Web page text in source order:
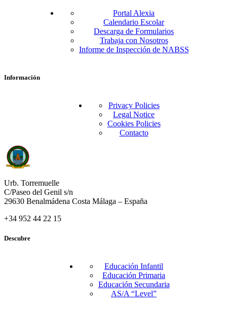
Portal Alexia
Calendario Escolar
Descarga de Formularios
Trabaja con Nosotros
Informe de Inspección de NABSS
Información
Privacy Policies
Legal Notice
Cookies Policies
Contacto
Urb. Torremuelle
C/Paseo del Genil s/n
29630 Benalmádena Costa Málaga – España
+34 952 44 22 15
Descubre
Educación Infantil
Educación Primaria
Educación Secundaria
AS/A “Level”